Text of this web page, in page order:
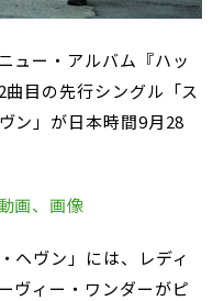
ュー・アルバム『ハッ
目の先行シングル「ス
ン」が日本時間9月28
画、画像
ヘヴン」には、レディ
ヴィー・ワンダーがピ